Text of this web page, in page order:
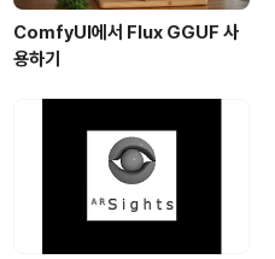
ComfyUI에서 Flux GGUF 사
용하기